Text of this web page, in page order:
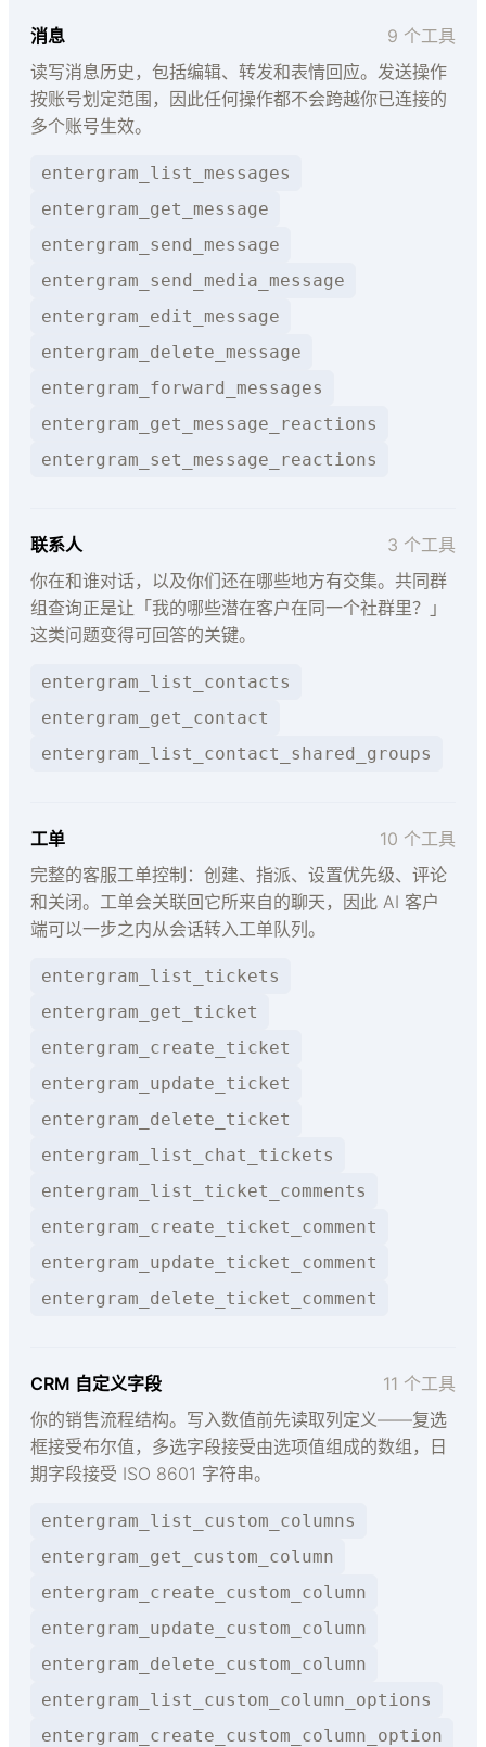
消息
9 个工具
读写消息历史，包括编辑、转发和表情回应。发送操作
按账号划定范围，因此任何操作都不会跨越你已连接的
多个账号生效。
entergram_list_messages
entergram_get_message
entergram_send_message
entergram_send_media_message
entergram_edit_message
entergram_delete_message
entergram_forward_messages
entergram_get_message_reactions
entergram_set_message_reactions
联系人
3 个工具
你在和谁对话，以及你们还在哪些地方有交集。共同群
组查询正是让「我的哪些潜在客户在同一个社群里？」
这类问题变得可回答的关键。
entergram_list_contacts
entergram_get_contact
entergram_list_contact_shared_groups
工单
10 个工具
完整的客服工单控制：创建、指派、设置优先级、评论
和关闭。工单会关联回它所来自的聊天，因此 AI 客户
端可以一步之内从会话转入工单队列。
entergram_list_tickets
entergram_get_ticket
entergram_create_ticket
entergram_update_ticket
entergram_delete_ticket
entergram_list_chat_tickets
entergram_list_ticket_comments
entergram_create_ticket_comment
entergram_update_ticket_comment
entergram_delete_ticket_comment
CRM 自定义字段
11 个工具
你的销售流程结构。写入数值前先读取列定义——复选
框接受布尔值，多选字段接受由选项值组成的数组，日
期字段接受 ISO 8601 字符串。
entergram_list_custom_columns
entergram_get_custom_column
entergram_create_custom_column
entergram_update_custom_column
entergram_delete_custom_column
entergram_list_custom_column_options
entergram_create_custom_column_option